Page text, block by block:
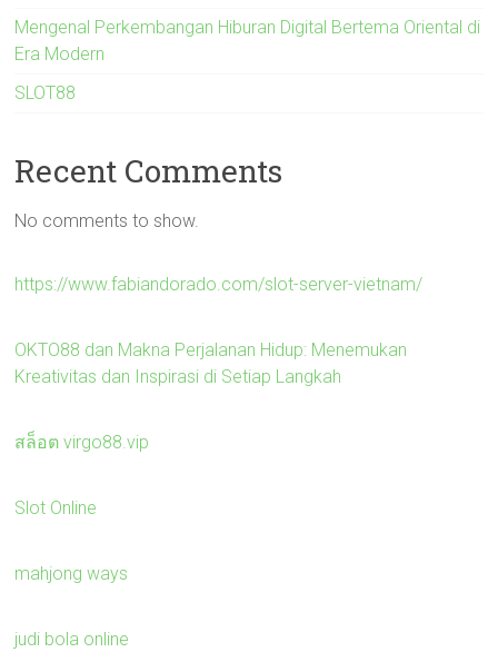
Mengenal Perkembangan Hiburan Digital Bertema Oriental di
Era Modern
SLOT88
Recent Comments
No comments to show.
https://www.fabiandorado.com/slot-server-vietnam/
OKTO88 dan Makna Perjalanan Hidup: Menemukan
Kreativitas dan Inspirasi di Setiap Langkah
สล็อต virgo88.vip
Slot Online
mahjong ways
judi bola online